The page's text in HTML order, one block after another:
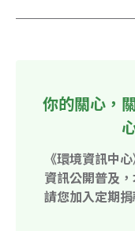
你的關心，
《環境資訊中
資訊公開普及
請您加入定期